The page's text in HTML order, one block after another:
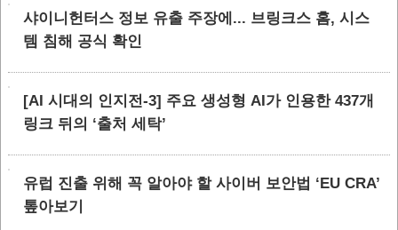
샤이니헌터스 정보 유출 주장에... 브링크스 홈, 시스
템 침해 공식 확인
[AI 시대의 인지전-3] 주요 생성형 AI가 인용한 437개
링크 뒤의 ‘출처 세탁’
유럽 진출 위해 꼭 알아야 할 사이버 보안법 ‘EU CRA’
톺아보기